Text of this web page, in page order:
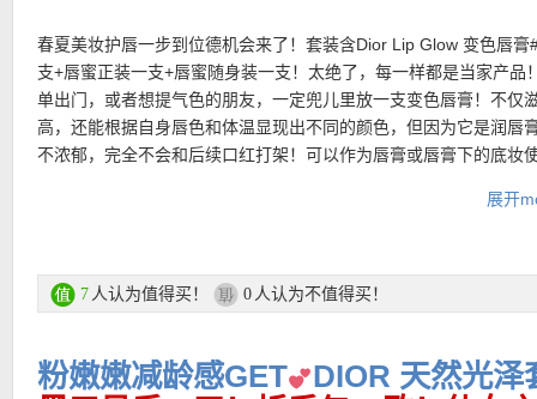
•【Dior 小A瓶日霜50ml 折后仅105欧，原价162欧！】为干燥、
性、开始显露岁月痕迹的肌肤，准备的一场深度修护仪式。融入法
萃取物与生物细胞科技，帮助肌肤重拾平滑、紧致与饱满状态。质
乳霜般柔滑，滋养感充足，却不会留下厚重油膜，适合偏干、熟龄
春夏美妆护唇一步到位德机会来了！套装含Dior Lip Glow 变色唇膏
支+唇蜜正装一支+唇蜜随身装一支！太绝了，每一样都是当家产品
单出门，或者想提气色的朋友，一定兜儿里放一支变色唇膏！不仅
高，还能根据自身唇色和体温显现出不同的颜色，但因为它是润唇
不浓郁，完全不会和后续口红打架！可以作为唇膏或唇膏下的底妆
更多DIOR/迪奥活动链接在此
★ 每单赠送两个赠品小样，自动放入购物车！！！
展开
7 人认为值得买！ 0 人认为不值得买！
粉嫩嫩减龄感GET
DIOR 天然光